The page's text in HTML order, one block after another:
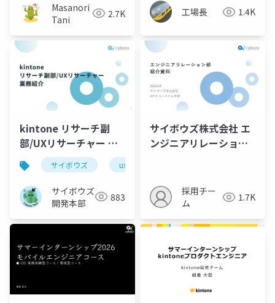
Masanori
Tani
2.7K 工場長 1.4K
kintone リサーチ副
部/UXリサーチャー 業
務紹介サイボウズ uxリサーチ
サイボウズ
開発本部
883
サイボウズ株式会社 エ
ンジニアリレーション
採用チー
ム
1.7K